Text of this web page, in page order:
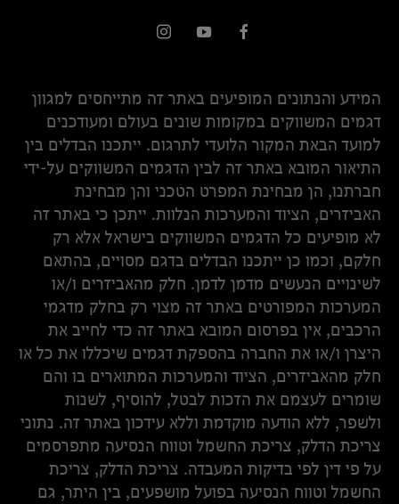
המידע והנתונים המופיעים באתר זה מתייחסים למגוון
דגמים המשווקים במקומות שונים בעולם ומעודכנים
למועד הבאת המקור הלועדי לתרגום. ייתכנו הבדלים בין
התיאור המובא באתר זה לבין הדגמים המשווקים על-ידי
חברתנו, הן מבחינת המפרט הטכני והן מבחינת
האביזרים, הציוד והמערכות הנלוות. ייתכן כי באתר זה
לא מופיעים כל הדגמים המשווקים בישראל אלא רק
חלקם, וכמו כן ייתכנו הבדלים בדגם מסויים, בהתאם
לשינויים הנעשים מדמן לדמן. חלק מהאביזרים ו/או
המערכות המפורטים באתר זה מצוי רק בחלק מדגמי
הרכבים, אין בפרסום המובא באתר זה כדי לחייב את
היצרן ו/או את החברה בהספקת דגמים שיכללו את כל או
חלק מהאביזרים, הציוד והמערכות המתוארים בו והם
שומרים לעצמם את הזכות לבטל, להוסיף, לשנות
ולשפר, ללא הודעה מוקדמת וללא עידכון באתר זה. נתוני
צריכת הדלק, צריכת החשמל וטווח הנסיעה מתפרסמים
על פי דין לפי בדיקות המעבדה. צריכת הדלק, צריכת
החשמל וטווח הנסיעה בפועל מושפעים, בין היתר, גם